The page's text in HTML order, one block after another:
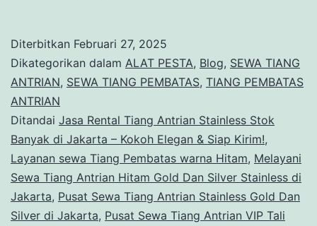
di
Diterbitkan Februari 27, 2025
Dikategorikan dalam ALAT PESTA, Blog, SEWA TIANG
ANTRIAN, SEWA TIANG PEMBATAS, TIANG PEMBATAS
ANTRIAN
Ditandai Jasa Rental Tiang Antrian Stainless Stok
Banyak di Jakarta – Kokoh Elegan & Siap Kirim!,
Layanan sewa Tiang Pembatas warna Hitam, Melayani
Sewa Tiang Antrian Hitam Gold Dan Silver Stainless di
Jakarta, Pusat Sewa Tiang Antrian Stainless Gold Dan
Silver di Jakarta, Pusat Sewa Tiang Antrian VIP Tali